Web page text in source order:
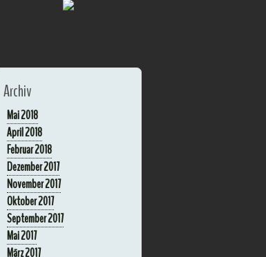
Archiv
Mai 2018
April 2018
Februar 2018
Dezember 2017
November 2017
Oktober 2017
September 2017
Mai 2017
März 2017